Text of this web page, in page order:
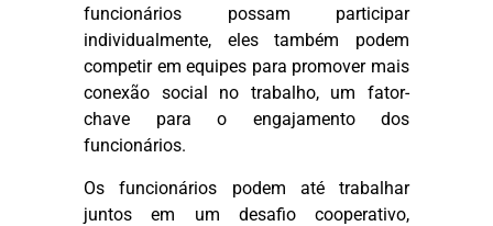
funcionários possam participar
individualmente, eles também podem
competir em equipes para promover mais
conexão social no trabalho, um fator-
chave para o engajamento dos
funcionários.
Os funcionários podem até trabalhar
juntos em um desafio cooperativo,